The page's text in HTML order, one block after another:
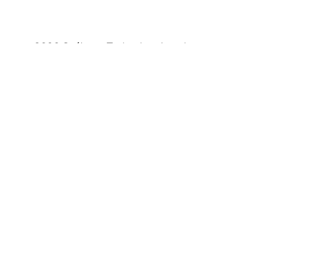
2026 Suéltate. Todos los derechos reservaos